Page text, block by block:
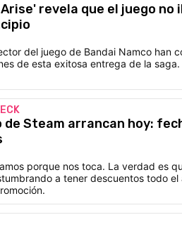
revela que el juego no
del juego de Bandai Namco han
de esta exitosa entrega de la
de Steam arrancan hoy:
porque nos toca. La verdad es
a tener descuentos todo el